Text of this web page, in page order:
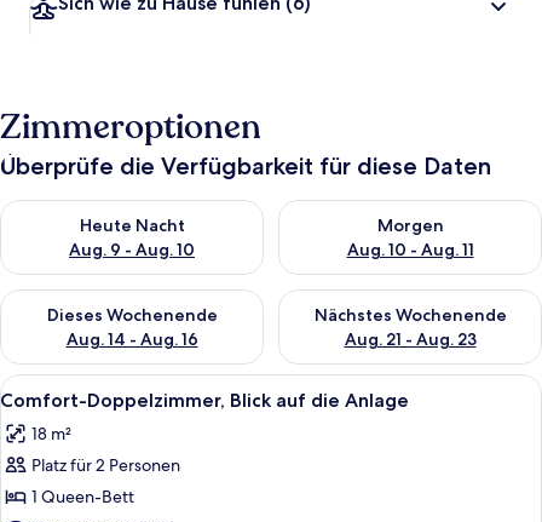
Zimmeroptionen
Überprüfe die Verfügbarkeit für diese Daten
Heute Nacht
Aug. 9 - Aug. 10
Überprüfe die Verfügbarkeit für heute Nacht, Aug. 9 - Aug.
Morgen
Aug. 10 - Aug. 11
Überprüfe die Verfügbarkeit
Dieses Wochenende
Aug. 14 - Aug. 16
Überprüfe die Verfügbarkeit für dieses Wochenende, Aug. 14
Nächstes Wochenende
Aug. 21 - Aug. 23
Überprüfe die Verfügbarkeit
Alle
Fotos
für
Comfort-
Doppelzimmer,
Zimmersafe, Schreibtisch,
11
Comfort-Doppelzimmer, Blick auf die Anlage
18 m²
Platz für 2 Personen
1 Queen-Bett